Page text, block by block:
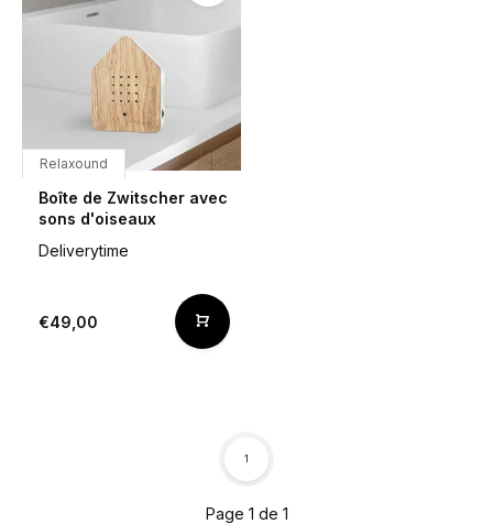
Relaxound
Boîte de Zwitscher avec
sons d'oiseaux
Deliverytime
€49,00
Page 1 de 1
1